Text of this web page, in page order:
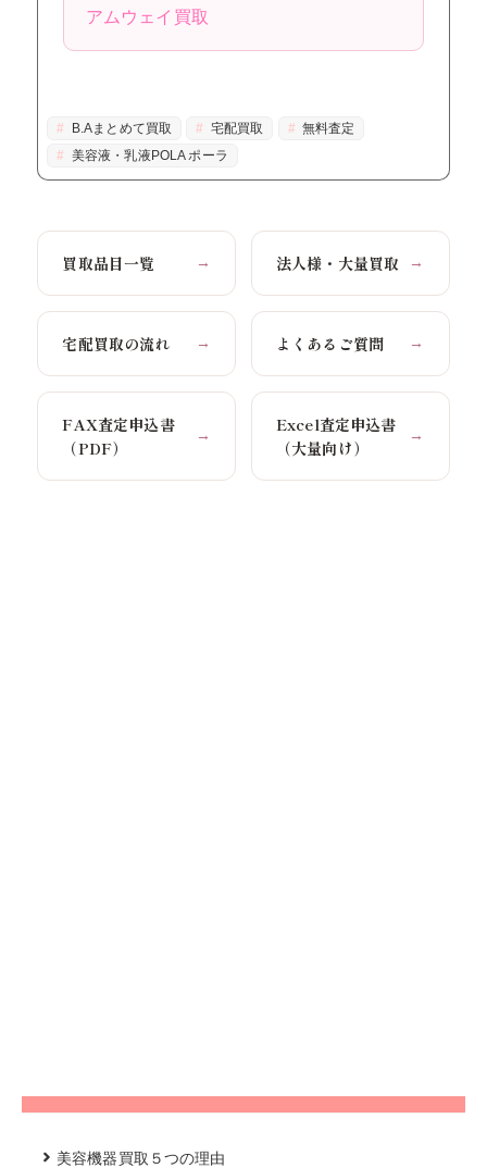
アムウェイ買取
B.Aまとめて買取 宅配買取
無料査定
美容液・乳液POLA ポーラ
買取品目一覧 → 法人様・大量買取 →
宅配買取の流れ → よくあるご質問 →
FAX査定申込書
（PDF）
→
Excel査定申込書
（大量向け）
→
美容機器買取５つの理由